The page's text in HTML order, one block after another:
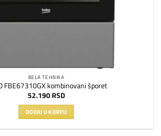
BELA TEHNIKA
FBE67310GX kombinovani šporet
52.190 RSD
DODAJ U KORPU